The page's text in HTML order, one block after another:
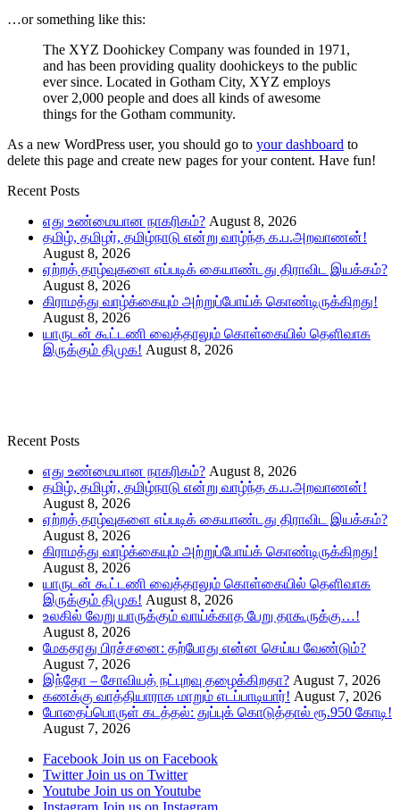
…or something like this:
The XYZ Doohickey Company was founded in 1971,
and has been providing quality doohickeys to the public
ever since. Located in Gotham City, XYZ employs
over 2,000 people and does all kinds of awesome
things for the Gotham community.
As a new WordPress user, you should go to your dashboard to
delete this page and create new pages for your content. Have fun!
Recent Posts
எது உண்மையான நாகரிகம்? August 8, 2026
தமிழ், தமிழர், தமிழ்நாடு என்று வாழ்ந்த க.ப.அறவாணன்!
August 8, 2026
ஏற்றத் தாழ்வுகளை எப்படிக் கையாண்டது திராவிட இயக்கம்?
August 8, 2026
கிராமத்து வாழ்க்கையும் அற்றுப்போய்க் கொண்டிருக்கிறது!
August 8, 2026
யாருடன் கூட்டணி வைத்தாலும் கொள்கையில் தெளிவாக
இருக்கும் திமுக! August 8, 2026
Recent Posts
எது உண்மையான நாகரிகம்? August 8, 2026
தமிழ், தமிழர், தமிழ்நாடு என்று வாழ்ந்த க.ப.அறவாணன்!
August 8, 2026
ஏற்றத் தாழ்வுகளை எப்படிக் கையாண்டது திராவிட இயக்கம்?
August 8, 2026
கிராமத்து வாழ்க்கையும் அற்றுப்போய்க் கொண்டிருக்கிறது!
August 8, 2026
யாருடன் கூட்டணி வைத்தாலும் கொள்கையில் தெளிவாக
இருக்கும் திமுக! August 8, 2026
உலகில் வேறு யாருக்கும் வாய்க்காத பேறு தாகூருக்கு…!
August 8, 2026
மேகதாது பிரச்சனை: தற்போது என்ன செய்ய வேண்டும்?
August 7, 2026
இந்தோ – சோவியத் நட்புறவு தழைக்கிறதா? August 7, 2026
கணக்கு வாத்தியாராக மாறும் எடப்பாடியார்! August 7, 2026
போதைப்பொருள் கடத்தல்: துப்புக் கொடுத்தால் ரூ.950 கோடி!
August 7, 2026
Facebook Join us on Facebook
Twitter Join us on Twitter
Youtube Join us on Youtube
Instagram Join us on Instagram